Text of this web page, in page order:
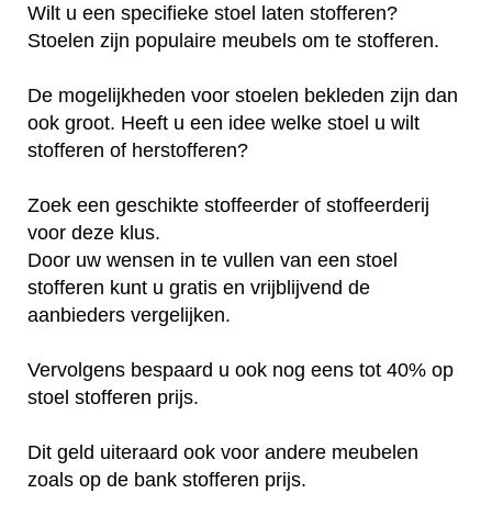
Wilt u een specifieke stoel laten stofferen?
Stoelen zijn populaire meubels om te stofferen.
De mogelijkheden voor stoelen bekleden zijn dan
ook groot. Heeft u een idee welke stoel u wilt
stofferen of herstofferen?
Zoek een geschikte stoffeerder of stoffeerderij
voor deze klus.
Door uw wensen in te vullen van een stoel
stofferen kunt u gratis en vrijblijvend de
aanbieders vergelijken.
Vervolgens bespaard u ook nog eens tot 40% op
stoel stofferen prijs.
Dit geld uiteraard ook voor andere meubelen
zoals op de bank stofferen prijs.